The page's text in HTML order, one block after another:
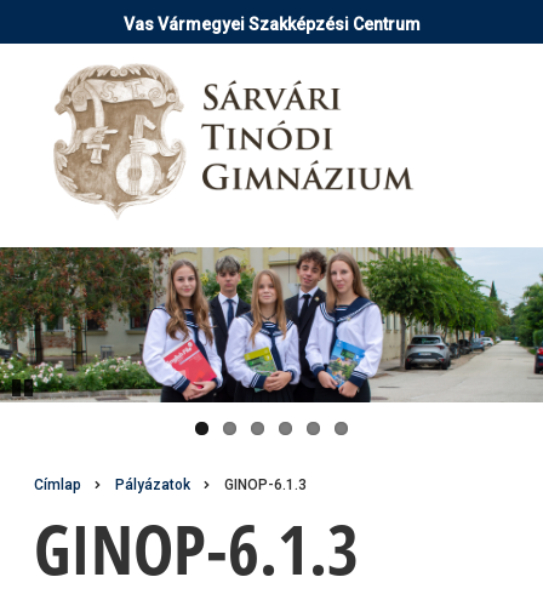
a
tartalomra
Vas Vármegyei Szakképzési Centrum
Morzsa
Címlap Pályázatok GINOP-6.1.3
GINOP-6.1.3